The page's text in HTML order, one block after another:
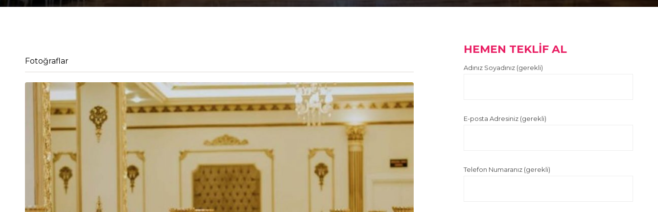
Fotoğraflar
HEMEN TEKLİF AL
Adınız Soyadınız (gerekli)
E-posta Adresiniz (gerekli)
Telefon Numaranız (gerekli)